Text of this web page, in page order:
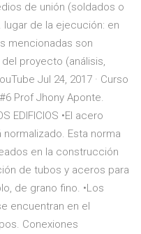
de unión (soldados o
de la ejecución: en
mencionadas son
proyecto (análisis,
Jul 24, 2017 · Curso
Prof Jhony Aponte.
EDIFICIOS •El acero
Esta norma
en la construcción
de tubos y aceros para
de grano fino. •Los
encuentran en el
Conexiones